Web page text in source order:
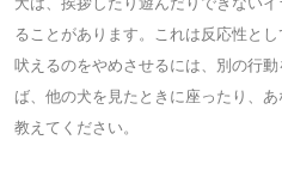
ることがあります。これは反応性と
吠えるのをやめさせるには、別の行
ば、他の犬を見たときに座ったり、
教えてください。